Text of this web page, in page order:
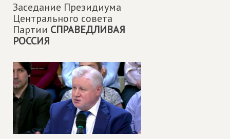
Заседание Президиума
Центрального совета
Партии СПРАВЕДЛИВАЯ
РОССИЯ